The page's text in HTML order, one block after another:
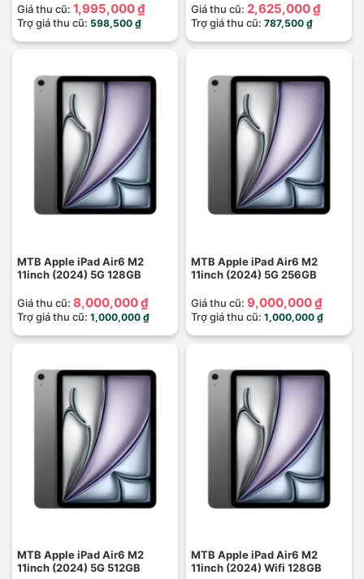
Giá thu cũ: 1,995,000 ₫
Trợ giá thu cũ: 598,500 ₫
Giá thu cũ: 2,625,000 ₫
Trợ giá thu cũ: 787,500 ₫
MTB Apple iPad Air6 M2
11inch (2024) 5G 128GB
Giá thu cũ: 8,000,000 ₫
Trợ giá thu cũ: 1,000,000 ₫
MTB Apple iPad Air6 M2
11inch (2024) 5G 256GB
Giá thu cũ: 9,000,000 ₫
Trợ giá thu cũ: 1,000,000 ₫
MTB Apple iPad Air6 M2
11inch (2024) 5G 512GB
MTB Apple iPad Air6 M2
11inch (2024) Wifi 128GB